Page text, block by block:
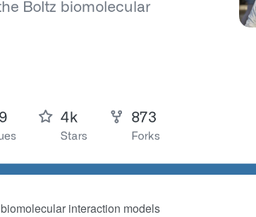
interaction models